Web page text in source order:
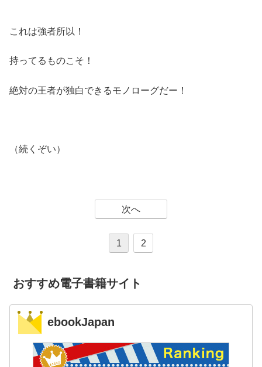
これは強者所以！
持ってるものこそ！
絶対の王者が独白できるモノローグだー！
（続くぞい）
次へ
1 2
おすすめ電子書籍サイト
ebookJapan